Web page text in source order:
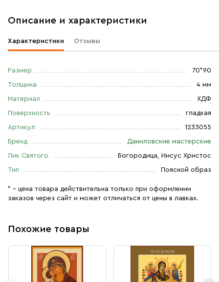
Описание и характеристики
Характеристики Отзывы
Размер 70*90
Толщина 4 мм
Материал ХДФ
Поверхность гладкая
Артикул 1233055
Бренд Даниловские мастерские
Лик Святого Богородица, Иисус Христос
Тип Поясной образ
* – цена товара действительна только при оформлении
заказов через сайт и может отличаться от цены в лавках.
Похожие товары